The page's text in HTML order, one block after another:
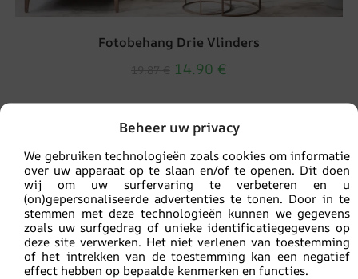
Beheer uw privacy
We gebruiken technologieën zoals cookies om informatie
over uw apparaat op te slaan en/of te openen. Dit doen
wij om uw surfervaring te verbeteren en u
(on)gepersonaliseerde advertenties te tonen. Door in te
stemmen met deze technologieën kunnen we gegevens
zoals uw surfgedrag of unieke identificatiegegevens op
deze site verwerken. Het niet verlenen van toestemming
of het intrekken van de toestemming kan een negatief
effect hebben op bepaalde kenmerken en functies.
Fotobehang Drie Vlinders
14.90 €